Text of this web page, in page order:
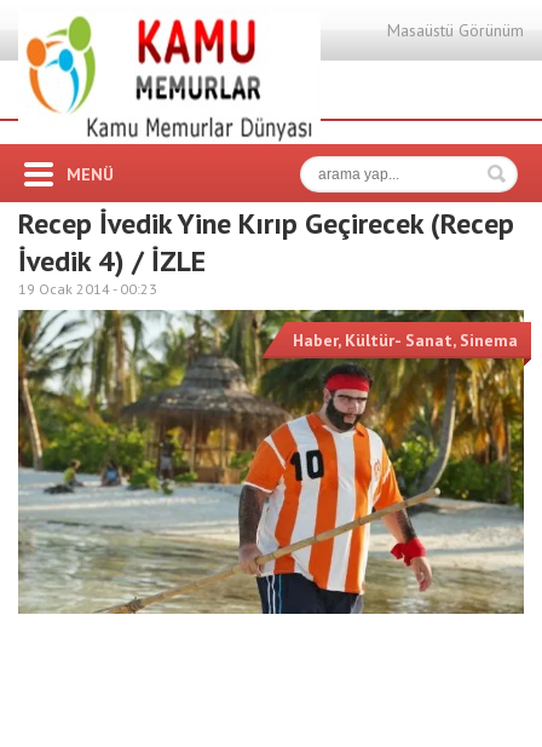
Masaüstü Görünüm
MENÜ
Recep İvedik Yine Kırıp Geçirecek (Recep
İvedik 4) / İZLE
19 Ocak 2014 - 00:23
Haber, Kültür- Sanat, Sinema